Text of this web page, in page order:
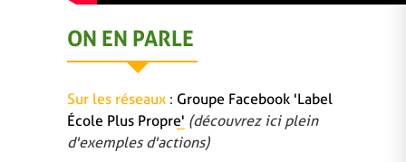
ON EN PARLE
Sur les réseaux : Groupe Facebook 'Label
École Plus Propre' (découvrez ici plein
d'exemples d'actions)